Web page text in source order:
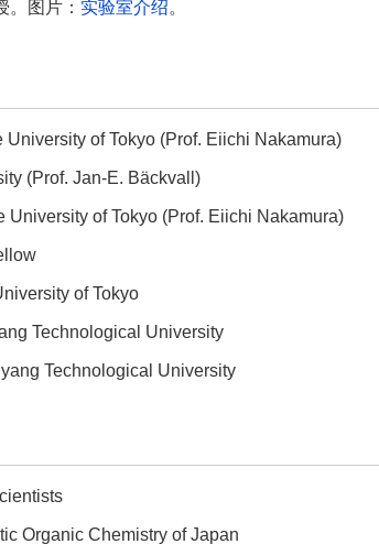
图片： 实验室介绍。
of Tokyo (Prof. Eiichi Nakamura)
(Prof. Jan-E. Bäckvall)
University of Tokyo (Prof. Eiichi Nakamura)
of Tokyo
Technological University
Technological University
Organic Chemistry of Japan